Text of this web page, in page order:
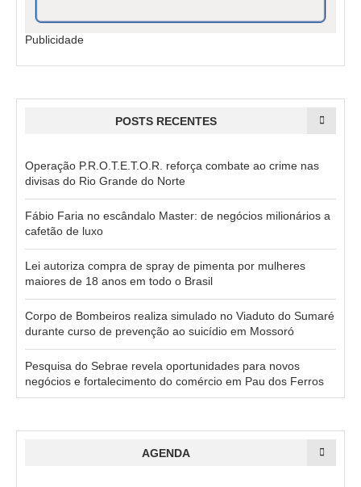
Publicidade
POSTS RECENTES
Operação P.R.O.T.E.T.O.R. reforça combate ao crime nas
divisas do Rio Grande do Norte
Fábio Faria no escândalo Master: de negócios milionários a
cafetão de luxo
Lei autoriza compra de spray de pimenta por mulheres
maiores de 18 anos em todo o Brasil
Corpo de Bombeiros realiza simulado no Viaduto do Sumaré
durante curso de prevenção ao suicídio em Mossoró
Pesquisa do Sebrae revela oportunidades para novos
negócios e fortalecimento do comércio em Pau dos Ferros
AGENDA